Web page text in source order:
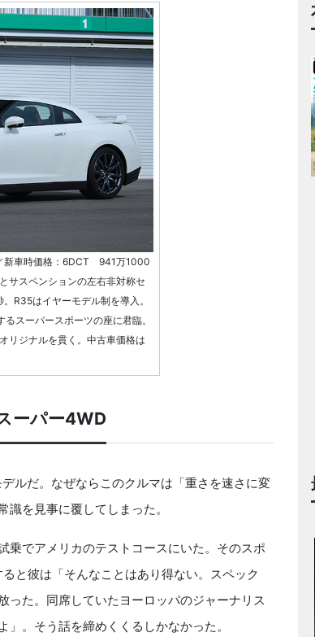
新車時価格：6DCT 941万1000
サスペンションの左右非対称セ
R35はイヤーモデル制を導入。
スーパースポーツの座に君臨。
リジナルを貫く。中古車価格は
ーパー4WD
ルだ。なぜならこのクルマは「重さを速さに変
を見事に覆してしまった。
でアメリカのテストコースにいた。そのスポ
と彼は「そんなことはあり得ない。スペック
った。同席していたヨーロッパのジャーナリス
。そう話を締めくくるしかなかった。